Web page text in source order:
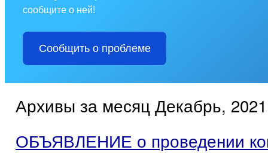
сообщите о ней!
Сообщить о проблеме
Архивы за месяц Декабрь, 2021
ОБЪЯВЛЕНИЕ о проведении